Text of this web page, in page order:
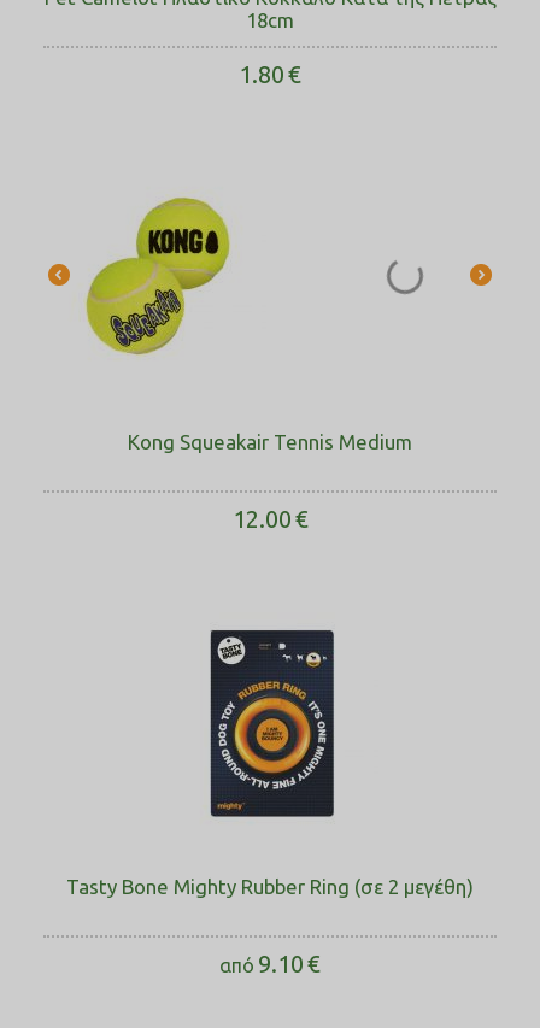
18cm
1.80€
Kong Squeakair Tennis Medium
12.00€
Tasty Bone Mighty Rubber Ring (σε 2 μεγέθη)
από 9.10€